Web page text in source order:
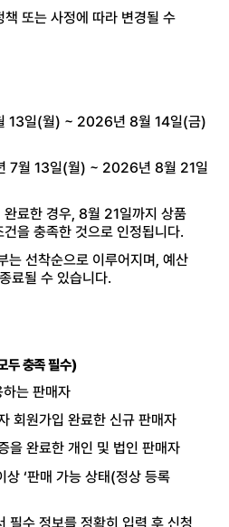
또는 사정에 따라 변경될 수
13일(월) ~ 2026년 8월 14일(금)
7월 13일(월) ~ 2026년 8월 21일
료한 경우, 8월 21일까지 상품
을 충족한 것으로 인정됩니다.
는 선착순으로 이루어지며, 예산
료될 수 있습니다.
두 충족 필수)
는 판매자
회원가입 완료한 신규 판매자
을 완료한 개인 및 법인 판매자
‘판매 가능 상태(정상 등록
필수 정보를 정확히 입력 후 신청